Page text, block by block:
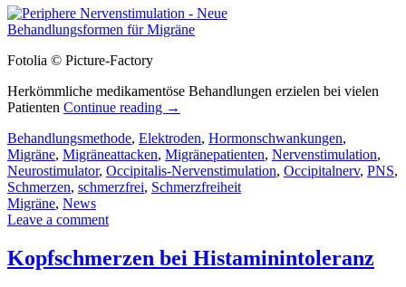
Fotolia © Picture-Factory
Herkömmliche medikamentöse Behandlungen erzielen bei vielen
Patienten Continue reading →
Behandlungsmethode, Elektroden, Hormonschwankungen,
Migräne, Migräneattacken, Migränepatienten, Nervenstimulation,
Neurostimulator, Occipitalis-Nervenstimulation, Occipitalnerv, PNS,
Schmerzen, schmerzfrei, Schmerzfreiheit
Migräne, News
Leave a comment
Kopfschmerzen bei Histaminintoleranz